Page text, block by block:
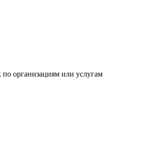
организациям или услугам